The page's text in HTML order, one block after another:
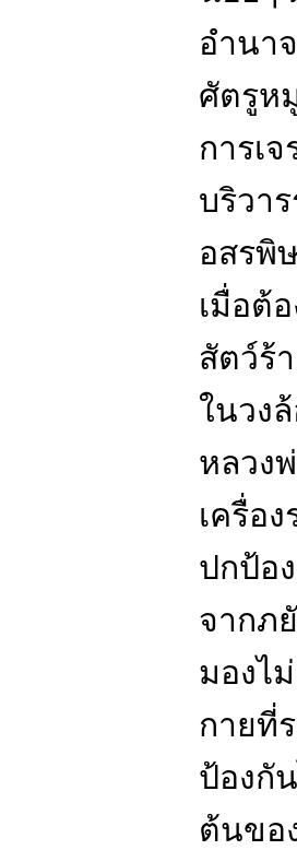
อำนา
ศัตรูห
การเ
บริวา
อสรพิ
เมื่อต้
สัตว์ร้
ในวง
หลวง
เครื่อ
ปกป้อ
จากภ
มองไ
กายที่
ป้องกั
ต้นขอ